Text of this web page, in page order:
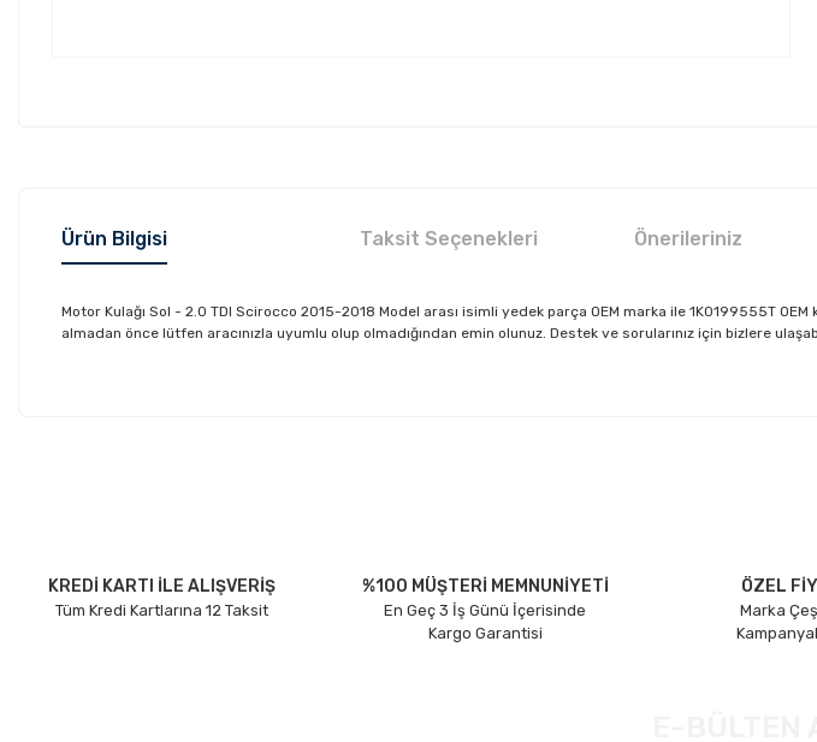
Ürün Bilgisi Taksit Seçenekleri Önerileriniz
Motor Kulağı Sol - 2.0 TDI Scirocco 2015-2018 Model arası isimli yedek parça OEM marka ile 1K0199555T
almadan önce lütfen aracınızla uyumlu olup olmadığından emin olunuz. Destek ve sorularınız için bizlere
Ürün bilgilerinde hatalar bulunuyor.
Ürün fiyatı diğer sitelerden daha pahalı.
KREDİ KARTI İLE ALIŞVERİŞ
Tüm Kredi Kartlarına 12 Taksit
%100 MÜŞTERİ MEMNUNİYETİ
En Geç 3 İş Günü İçerisinde
Kargo Garantisi
ÖZEL
Marka